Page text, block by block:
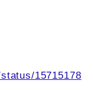
15715178